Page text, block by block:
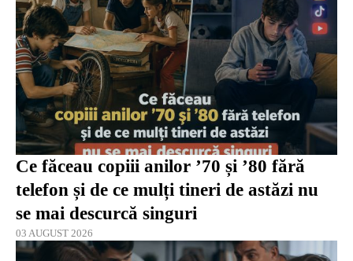
Ce făceau copiii anilor ’70 și ’80 fără
telefon și de ce mulți tineri de astăzi nu
se mai descurcă singuri
03 AUGUST 2026